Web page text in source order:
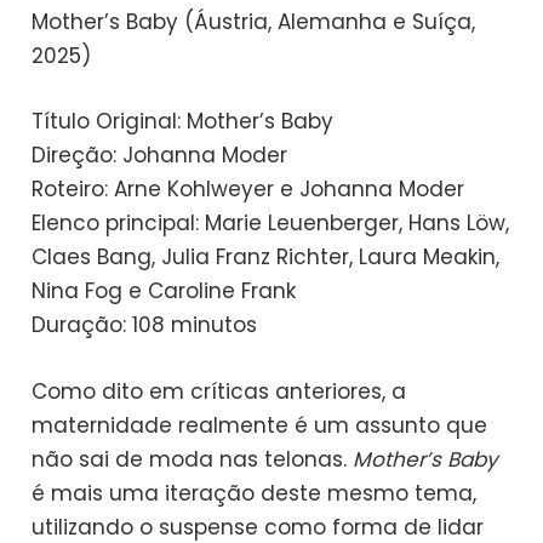
Mother’s Baby (Áustria, Alemanha e Suíça,
2025)
Título Original: Mother’s Baby
Direção: Johanna Moder
Roteiro: Arne Kohlweyer e Johanna Moder
Elenco principal: Marie Leuenberger, Hans Löw,
Claes Bang, Julia Franz Richter, Laura Meakin,
Nina Fog e Caroline Frank
Duração: 108 minutos
Como dito em críticas anteriores, a
maternidade realmente é um assunto que
não sai de moda nas telonas. Mother’s Baby
é mais uma iteração deste mesmo tema,
utilizando o suspense como forma de lidar